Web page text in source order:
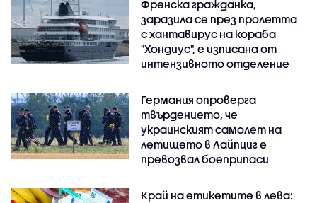
Френска гражданка,
заразила се през пролетта
с хантавирус на кораба
"Хондиус", е изписана от
интензивното отделение
Германия опроверга
твърдението, че
украинският самолет на
летището в Лайпциг е
превозвал боеприпаси
Край на етикетите в лева: